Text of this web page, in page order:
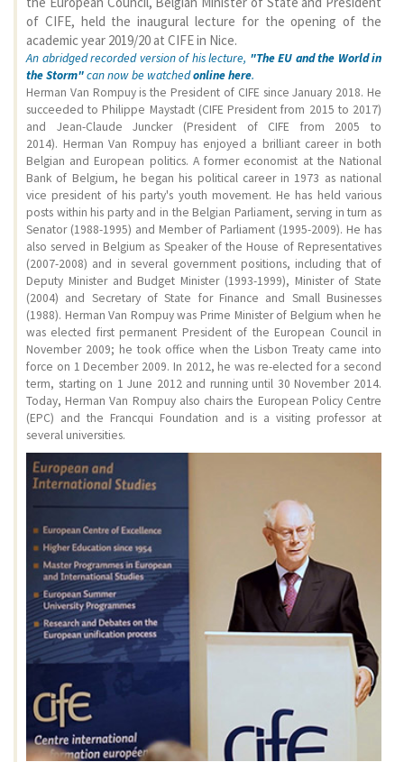
of CIFE, held the inaugural lecture for the opening of the
academic year 2019/20 at CIFE in Nice.
An abridged recorded version of his lecture, "The EU and the World in
the Storm"can now be watchedonline here.
Herman Van Rompuy is the President of CIFE since January 2018. He
succeeded to Philippe Maystadt (CIFE President from 2015 to 2017)
and Jean-Claude Juncker (President of CIFE from 2005 to
2014). Herman Van Rompuy has enjoyed a brilliant career in both
Belgian and European politics. A former economist at the National
Bank of Belgium, he began his political career in 1973 as national
vice president of his party's youth movement. He has held various
posts within his party and in the Belgian Parliament, serving in turn as
Senator (1988-1995) and Member of Parliament (1995-2009). He has
also served in Belgium as Speaker of the House of Representatives
(2007-2008) and in several government positions, including that of
Deputy Minister and Budget Minister (1993-1999), Minister of State
(2004) and Secretary of State for Finance and Small Businesses
(1988). Herman Van Rompuy was Prime Minister of Belgium when he
was elected first permanent President of the European Council in
November 2009; he took office when the Lisbon Treaty came into
force on 1 December 2009. In 2012, he was re-elected for a second
term, starting on 1 June 2012 and running until 30 November 2014.
Today, Herman Van Rompuy also chairs the European Policy Centre
(EPC) and the Francqui Foundation and is a visiting professor at
several universities.